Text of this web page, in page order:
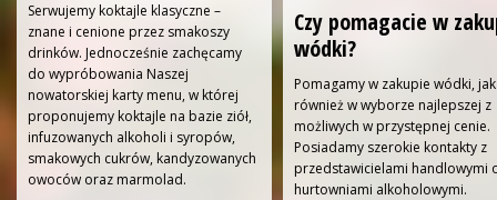
Serwujemy koktajle klasyczne –
znane i cenione przez smakoszy
drinków. Jednocześnie zachęcamy
do wypróbowania Naszej
nowatorskiej karty menu, w której
proponujemy koktajle na bazie ziół,
infuzowanych alkoholi i syropów,
smakowych cukrów, kandyzowanych
owoców oraz marmolad.
Czy pomagacie w
wódki?
Pomagamy w zakupie wódki, jak
również w wyborze najlepszej z
możliwych w przystępnej cenie.
Posiadamy szerokie kontakty z
przedstawicielami handlowymi
hurtowniami alkoholowymi.